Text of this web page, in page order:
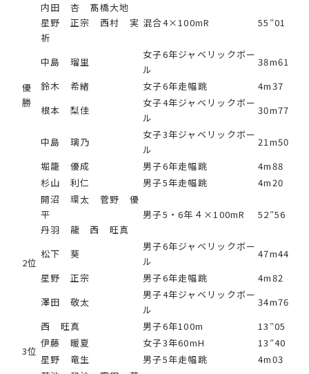
優
勝
内田 杏 髙橋大地
星野 正宗 西村 実
祈
混合4×100mR 55″01
中島 瑠里
女子6年ジャベリックボー
ル
38m61
鈴木 希緒
女子6年走幅跳
4m37
根本 梨佳
女子4年ジャベリックボー
ル
30m77
中島 璃乃
女子3年ジャベリックボー
ル
21m50
堀籠 優成
男子6年走幅跳
4m88
杉山 利仁
男子5年走幅跳 4m20
2位
開沼 環太 菅野 優
平
丹羽 龍 西 旺真
男子5・6年４×100mR 52″56
松下 葵
男子6年ジャベリックボー
ル
47m44
星野 正宗
男子6年走幅跳
4m82
澤田 敬太
男子4年ジャベリックボー
ル
34m76
西 旺真
男子6年100m
13″05
3位
伊藤 暖夏 女子3年60mH
13″40
星野 竜生
男子5年走幅跳
4m03